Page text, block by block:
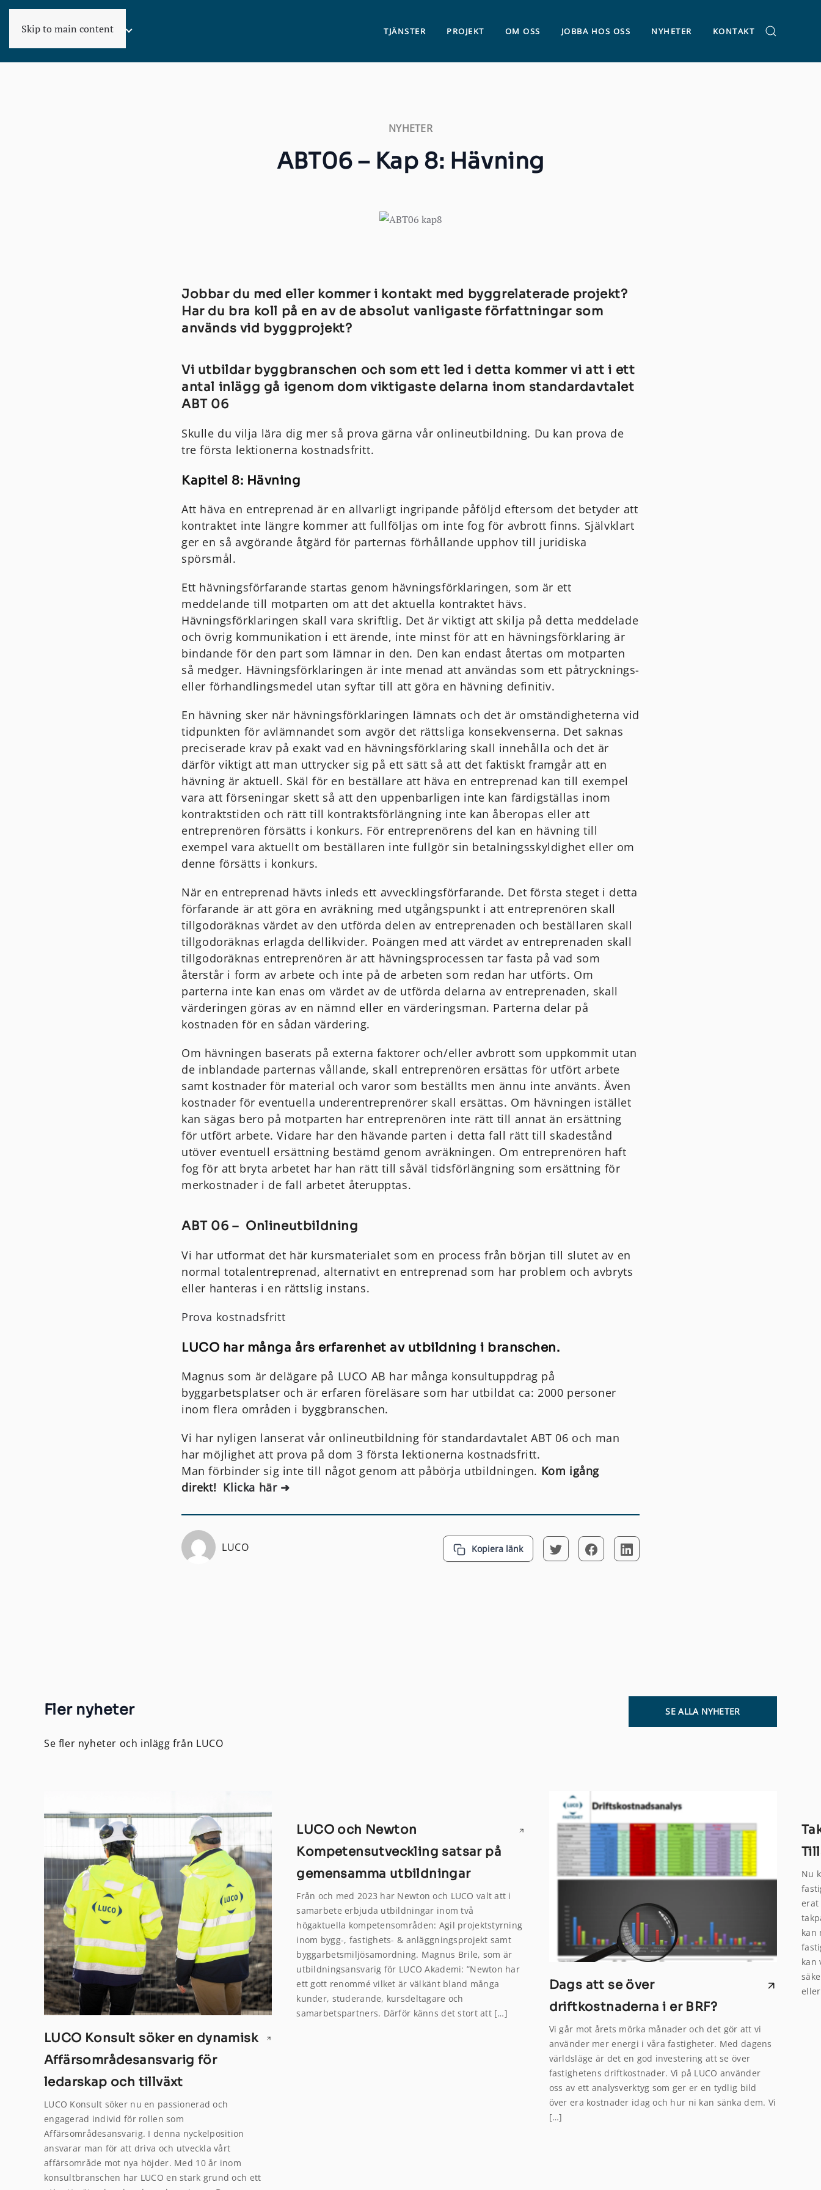
Skip to main content
KONSULT TJÄNSTER PROJEKT OM OSS JOBBA HOS OSS NYHETER KONTAKT
NYHETER
ABT06 – Kap 8: Hävning
Jobbar du med eller kommer i kontakt med byggrelaterade projekt?
Har du bra koll på en av de absolut vanligaste författningar som
används vid byggprojekt?
Vi utbildar byggbranschen och som ett led i detta kommer vi att i ett
antal inlägg gå igenom dom viktigaste delarna inom standardavtalet
ABT 06
Skulle du vilja lära dig mer så prova gärna vår onlineutbildning. Du kan prova de
tre första lektionerna kostnadsfritt.
Kapitel 8: Hävning
Att häva en entreprenad är en allvarligt ingripande påföljd eftersom det betyder att
kontraktet inte längre kommer att fullföljas om inte fog för avbrott finns. Självklart
ger en så avgörande åtgärd för parternas förhållande upphov till juridiska
spörsmål.
Ett hävningsförfarande startas genom hävningsförklaringen, som är ett
meddelande till motparten om att det aktuella kontraktet hävs.
Hävningsförklaringen skall vara skriftlig. Det är viktigt att skilja på detta meddelade
och övrig kommunikation i ett ärende, inte minst för att en hävningsförklaring är
bindande för den part som lämnar in den. Den kan endast återtas om motparten
så medger. Hävningsförklaringen är inte menad att användas som ett påtrycknings-
eller förhandlingsmedel utan syftar till att göra en hävning definitiv.
En hävning sker när hävningsförklaringen lämnats och det är omständigheterna vid
tidpunkten för avlämnandet som avgör det rättsliga konsekvenserna. Det saknas
preciserade krav på exakt vad en hävningsförklaring skall innehålla och det är
därför viktigt att man uttrycker sig på ett sätt så att det faktiskt framgår att en
hävning är aktuell. Skäl för en beställare att häva en entreprenad kan till exempel
vara att förseningar skett så att den uppenbarligen inte kan färdigställas inom
kontraktstiden och rätt till kontraktsförlängning inte kan åberopas eller att
entreprenören försätts i konkurs. För entreprenörens del kan en hävning till
exempel vara aktuellt om beställaren inte fullgör sin betalningsskyldighet eller om
denne försätts i konkurs.
När en entreprenad hävts inleds ett avvecklingsförfarande. Det första steget i detta
förfarande är att göra en avräkning med utgångspunkt i att entreprenören skall
tillgodoräknas värdet av den utförda delen av entreprenaden och beställaren skall
tillgodoräknas erlagda dellikvider. Poängen med att värdet av entreprenaden skall
tillgodoräknas entreprenören är att hävningsprocessen tar fasta på vad som
återstår i form av arbete och inte på de arbeten som redan har utförts. Om
parterna inte kan enas om värdet av de utförda delarna av entreprenaden, skall
värderingen göras av en nämnd eller en värderingsman. Parterna delar på
kostnaden för en sådan värdering.
Om hävningen baserats på externa faktorer och/eller avbrott som uppkommit utan
de inblandade parternas vållande, skall entreprenören ersättas för utfört arbete
samt kostnader för material och varor som beställts men ännu inte använts. Även
kostnader för eventuella underentreprenörer skall ersättas. Om hävningen istället
kan sägas bero på motparten har entreprenören inte rätt till annat än ersättning
för utfört arbete. Vidare har den hävande parten i detta fall rätt till skadestånd
utöver eventuell ersättning bestämd genom avräkningen. Om entreprenören haft
fog för att bryta arbetet har han rätt till såväl tidsförlängning som ersättning för
merkostnader i de fall arbetet återupptas.
ABT 06 – Onlineutbildning
Vi har utformat det här kursmaterialet som en process från början till slutet av en
normal totalentreprenad, alternativt en entreprenad som har problem och avbryts
eller hanteras i en rättslig instans.
Prova kostnadsfritt
LUCO har många års erfarenhet av utbildning i branschen.
Magnus som är delägare på LUCO AB har många konsultuppdrag på
byggarbetsplatser och är erfaren föreläsare som har utbildat ca: 2000 personer
inom flera områden i byggbranschen.
Vi har nyligen lanserat vår onlineutbildning för standardavtalet ABT 06 och man
har möjlighet att prova på dom 3 första lektionerna kostnadsfritt.
Man förbinder sig inte till något genom att påbörja utbildningen. Kom igång
direkt! Klicka här ➜
LUCO Kopiera länk
Fler nyheter
Se fler nyheter och inlägg från LUCO
SE ALLA NYHETER
LUCO Konsult söker en dynamisk
Affärsområdesansvarig för
ledarskap och tillväxt
LUCO Konsult söker nu en passionerad och
engagerad individ för rollen som
Affärsområdesansvarig. I denna nyckelposition
ansvarar man för att driva och utveckla vårt
affärsområde mot nya höjder. Med 10 år inom
konsultbranschen har LUCO en stark grund och ett
LUCO och Newton
Kompetensutveckling satsar på
gemensamma utbildningar
Från och med 2023 har Newton och LUCO valt att i
samarbete erbjuda utbildningar inom två
högaktuella kompetensområden: Agil projektstyrning
inom bygg-, fastighets- & anläggningsprojekt samt
byggarbetsmiljösamordning. Magnus Brile, som är
utbildningsansvarig för LUCO Akademi: ”Newton har
ett gott renommé vilket är välkänt bland många
kunder, studerande, kursdeltagare och
samarbetspartners. Därför känns det stort att […]
Dags att se över
driftkostnaderna i er BRF?
Vi går mot årets mörka månader och det gör att vi
använder mer energi i våra fastigheter. Med dagens
världsläge är det en god investering att se över
fastighetens driftkostnader. Vi på LUCO använder
oss av ett analysverktyg som ger er en tydlig bild
över era kostnader idag och hur ni kan sänka dem. Vi
[…]
Nu
erat
kan
kan